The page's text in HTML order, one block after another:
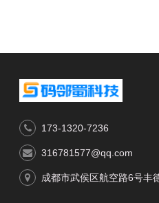
173-1320-7236
316781577@qq.com
成都市武侯区航空路6号丰